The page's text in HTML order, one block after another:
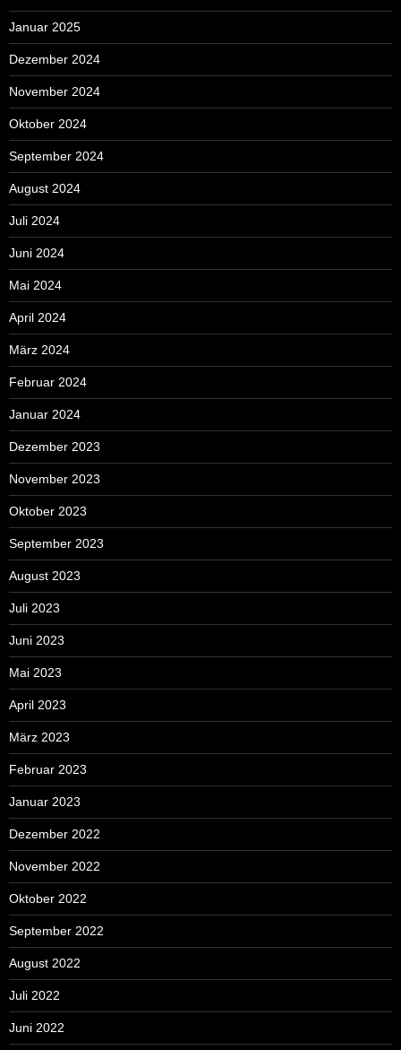
Januar 2025
Dezember 2024
November 2024
Oktober 2024
September 2024
August 2024
Juli 2024
Juni 2024
Mai 2024
April 2024
März 2024
Februar 2024
Januar 2024
Dezember 2023
November 2023
Oktober 2023
September 2023
August 2023
Juli 2023
Juni 2023
Mai 2023
April 2023
März 2023
Februar 2023
Januar 2023
Dezember 2022
November 2022
Oktober 2022
September 2022
August 2022
Juli 2022
Juni 2022